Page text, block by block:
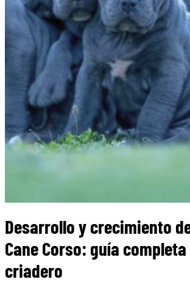
Desarrollo y crecimiento
Cane Corso: guía
criadero